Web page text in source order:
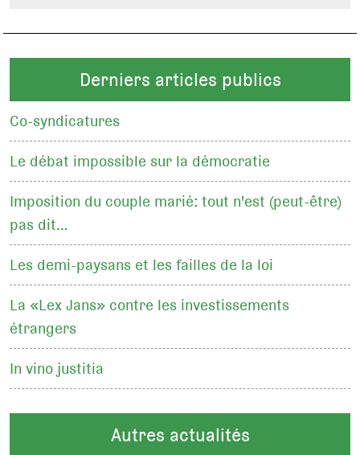
Derniers articles publics
Co-syndicatures
Le débat impossible sur la démocratie
Imposition du couple marié: tout n'est (peut-être)
pas dit…
Les demi-paysans et les failles de la loi
La «Lex Jans» contre les investissements
étrangers
In vino justitia
Autres actualités